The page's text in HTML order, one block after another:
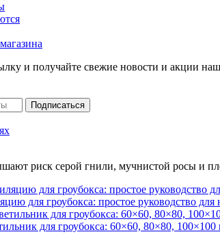
и получайте свежие новости и акции
риск серой гнили, мучнистой росы и
для гроубокса: простое руководство для
для гроубокса: 60×60, 80×80, 100×100